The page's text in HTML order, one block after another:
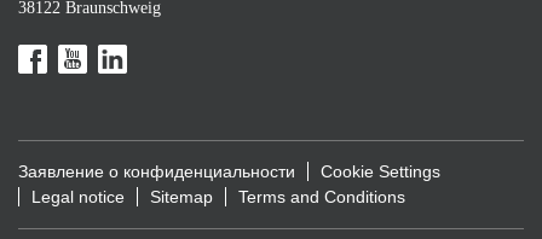
38122 Braunschweig
Заявление о конфиденциальности
Cookie Settings
Legal notice
Sitemap Terms and Conditions